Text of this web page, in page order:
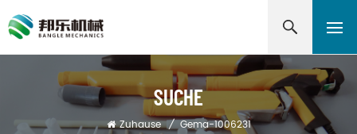
SUCHE
Zuhause / Gema-1006231